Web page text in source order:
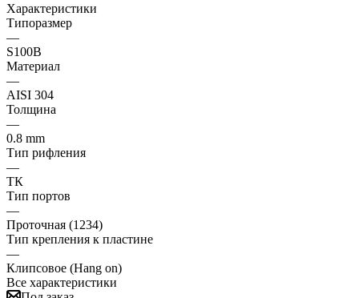
Характеристики
Типоразмер
—
S100B
Материал
—
AISI 304
Толщина
—
0.8 mm
Тип рифления
—
ТК
Тип портов
—
Проточная (1234)
Тип крепления к пластине
—
Клипсовое (Hang on)
Все характеристики